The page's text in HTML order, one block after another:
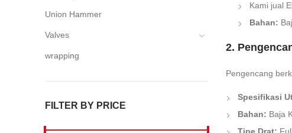
Union Hammer
Valves
wrapping
FILTER BY PRICE
Kami jual
Bahan:
2.
Pengencang
Spesifikasi
Bahan: Baja